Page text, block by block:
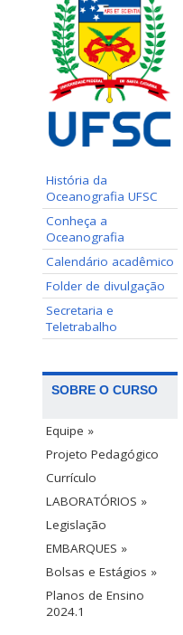
História da
Oceanografia UFSC
Conheça a
Oceanografia
Calendário acadêmico
Folder de divulgação
Secretaria e
Teletrabalho
SOBRE O CURSO
Equipe »
Projeto Pedagógico
Currículo
LABORATÓRIOS »
Legislação
EMBARQUES »
Bolsas e Estágios »
Planos de Ensino
2024.1